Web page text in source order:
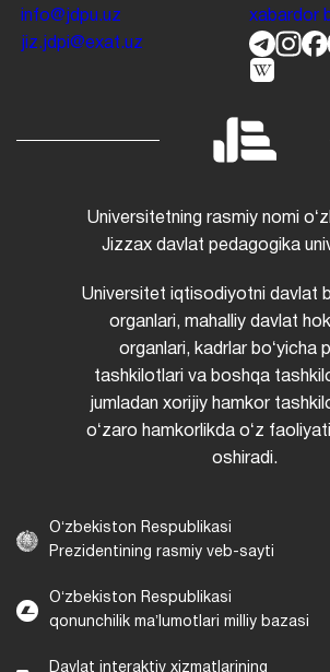
info@jdpu.uz
jiz.jdpi@exat.uz
xabardor
Universitetning rasmiy nomi
Jizzax davlat pedagogika
Universitet iqtisodiyotni davlat
organlari, mahalliy davlat
organlari, kadrlar boʻyicha
tashkilotlari va boshqa
jumladan xorijiy hamkor
oʻzaro hamkorlikda oʻz
oshiradi.
Oʻzbekiston Respublikasi
Prezidentining rasmiy veb-sayti
Oʻzbekiston Respublikasi
qonunchilik maʼlumotlari milliy bazasi
Davlat interaktiv xizmatlarining